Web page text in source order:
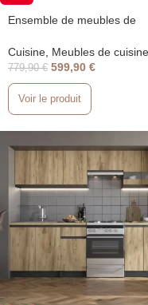
Ensemble de meubles de
Billy 1,80m
Cuisine Meubles de cuisine
779,90€ 599,90 €
Voir le produit